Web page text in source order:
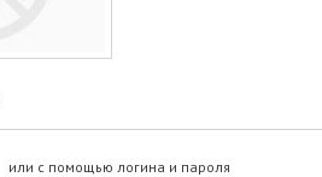
или с помощью логина и пароля